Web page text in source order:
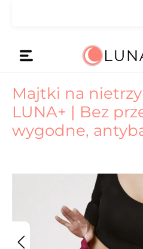
Majtki na
LUNA+ | Bez
wygodne,
Pomiń galerię zdjęć